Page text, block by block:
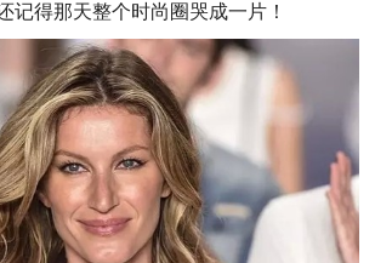
记得那天整个时尚圈哭成一片！